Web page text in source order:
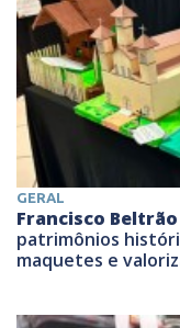
GERAL
Francisco Beltrão
patrimônios
maquetes e